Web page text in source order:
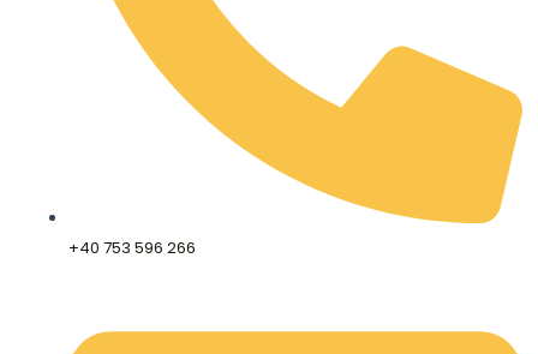
+40 753 596 266